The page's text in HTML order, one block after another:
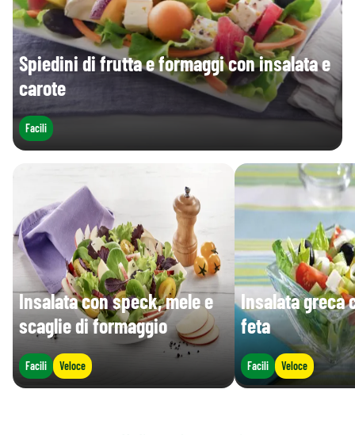
Spiedini di frutta e formaggi con insalata e
carote
Facili
Insalata con speck, mele e
scaglie di formaggio
Facili Veloce
Insalata greca
feta
Facili Veloce